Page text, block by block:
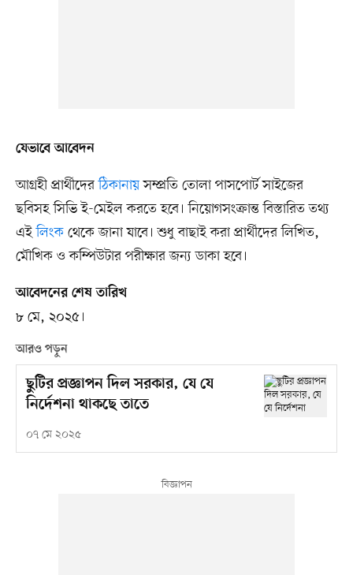
যেভাবে আবেদন
আগ্রহী প্রার্থীদেরঠিকানায়সম্প্রতি তোলা পাসপোর্ট সাইজের
ছবিসহ সিভি ই-মেইল করতে হবে। নিয়োগসংক্রান্ত বিস্তারিত তথ্য
এইলিংকথেকে জানা যাবে। শুধু বাছাই করা প্রার্থীদের লিখিত,
মৌখিক ও কম্পিউটার পরীক্ষার জন্য ডাকা হবে।
আবেদনের শেষ তারিখ
৮ মে, ২০২৫।
আরও পড়ুন
ছুটির প্রজ্ঞাপন দিল সরকার, যে যে
নির্দেশনা থাকছে তাতে
০৭ মে ২০২৫